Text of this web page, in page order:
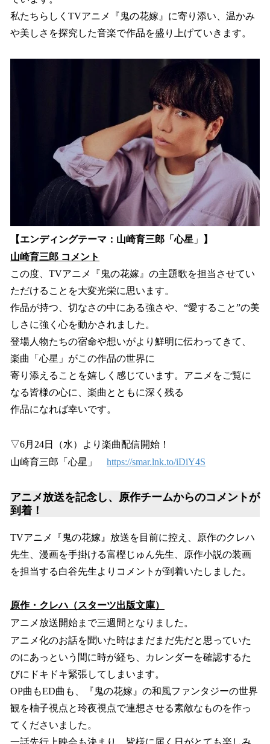
私たちらしくTVアニメ『鬼の花嫁』に寄り添い、温かみ
や美しさを探究した音楽で作品を盛り上げていきます。
【エンディングテーマ：山崎育三郎「心星 」
】
山崎育三郎 コメント
この度、TVアニメ『鬼の花嫁』の主題歌を担当させてい
ただけることを大変光栄に思います。
作品が持つ、切なさの中にある強さや、“愛すること”の美
しさに強く心を動かされました。
登場人物たちの宿命や想いがより鮮明に伝わってきて、
楽曲「心星」がこの作品の世界に
寄り添えることを嬉しく感じています。アニメをご覧に
なる皆様の心に、楽曲とともに深く残る
作品になれば幸いです。
▽6月24日（水）より楽曲配信開始！
山崎育三郎「心星」 https://smar.lnk.to/iDiY4S
アニメ放送を記念し、原作チームからのコメントが
到着！
TVアニメ『鬼の花嫁』放送を目前に控え、原作のクレハ
先生、漫画を手掛ける富樫じゅん先生、原作小説の装画
を担当する白谷先生よりコメントが到着いたしました。
原作・クレハ（スターツ出版文庫）
アニメ放送開始まで三週間となりました。
アニメ化のお話を聞いた時はまだまだ先だと思っていた
のにあっという間に時が経ち、カレンダーを確認するた
びにドキドキ緊張してしまいます。
OP曲もED曲も、『鬼の花嫁』の和風ファンタジーの世界
観を柚子視点と玲夜視点で連想させる素敵なものを作っ
てくださいました。
一話先行上映会も決まり、皆様に届く日がとても楽しみ